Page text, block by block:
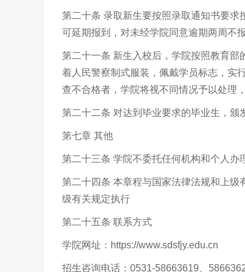
第二十条 录取新生要按照录取通知书要
可延期报到，对未经学院同意逾期两周不
第二十一条 新生入校后，学院按照教育
着人民警察制式服装，佩戴学员标志，实
查不合格者，学院将视不同情况予以处理
第二十二条 对达到毕业要求的毕业生，颁
第七章 其他
第二十三条 学院不委托任何机构和个人办
第二十四条 本章程与国家法律法规和上
级有关规定执行
第二十五条 联系方式
学院网址：https://www.sdsfjy.edu.cn
招生咨询电话：0531-58663619、